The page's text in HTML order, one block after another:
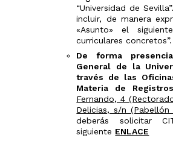
“Universidad de
incluir, de manera
«Asunto» el
curriculares concretos”.
De forma
General de la
través de las
Materia de
Fernando, 4
Delicias, s/n (Pabellón
deberás solicitar
siguiente ENLACE